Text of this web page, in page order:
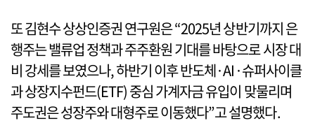
또 김현수 상상인증권 연구원은 “2025년 상반기까지 은
행주는 밸류업 정책과 주주환원 기대를 바탕으로 시장 대
비 강세를 보였으나, 하반기 이후 반도체·AI·슈퍼사이클
과 상장지수펀드(ETF) 중심 가계자금 유입이 맞물리며
주도권은 성장주와 대형주로 이동했다”고 설명했다.